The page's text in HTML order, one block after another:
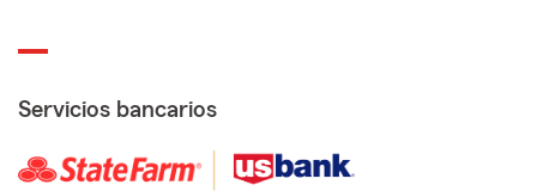
Servicios bancarios